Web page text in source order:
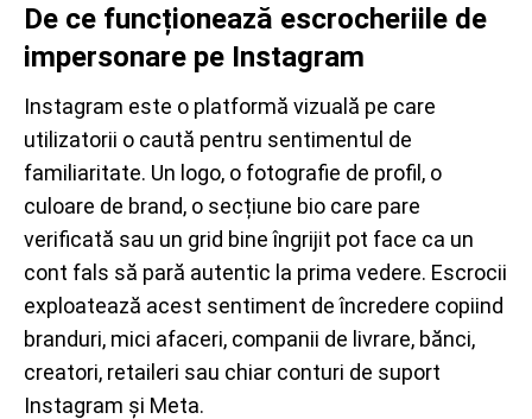
De ce funcționează escrocheriile de
impersonare pe Instagram
Instagram este o platformă vizuală pe care
utilizatorii o caută pentru sentimentul de
familiaritate. Un logo, o fotografie de profil, o
culoare de brand, o secțiune bio care pare
verificată sau un grid bine îngrijit pot face ca un
cont fals să pară autentic la prima vedere. Escrocii
exploatează acest sentiment de încredere copiind
branduri, mici afaceri, companii de livrare, bănci,
creatori, retaileri sau chiar conturi de suport
Instagram și Meta.